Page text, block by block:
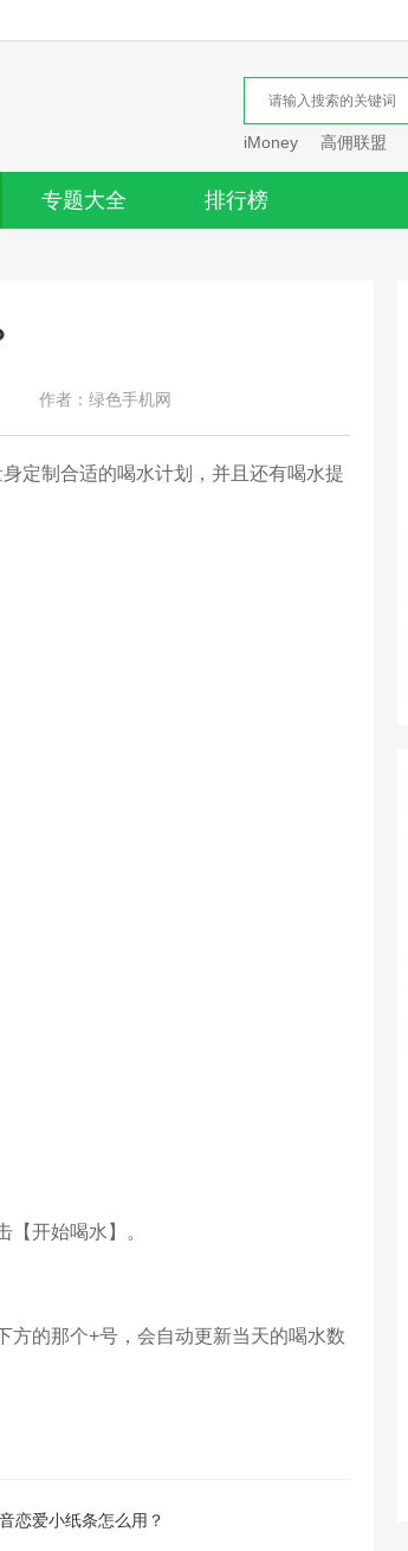
iMoney 高佣联盟
专题大全 排行榜
作者：绿色手机网
定制合适的喝水计划，并且还有喝水提
开始喝水】。
的那个+号，会自动更新当天的喝水数
恋爱小纸条怎么用？